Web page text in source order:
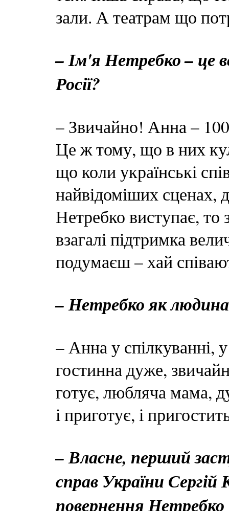
зали. А театрам що
– Ім'я Нетребко – це
Росії?
– Звичайно! Анна –
Це ж тому, що в них
що коли українські
найвідоміших сценах,
Нетребко виступає, то
взагалі підтримка
подумаєш – хай
– Нетребко як
– Анна у спілкуванні,
гостинна дуже,
готує, любляча мама,
і приготує, і
– Власне, перший
справ України
повернення Нетребко